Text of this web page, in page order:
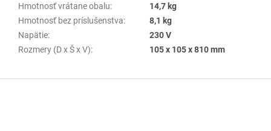
Hmotnosť vrátane obalu:
14,7 kg
Hmotnosť bez príslušenstva:
8,1 kg
Napätie:
230 V
Rozmery (D x Š x V): 105 x 105 x 810 mm